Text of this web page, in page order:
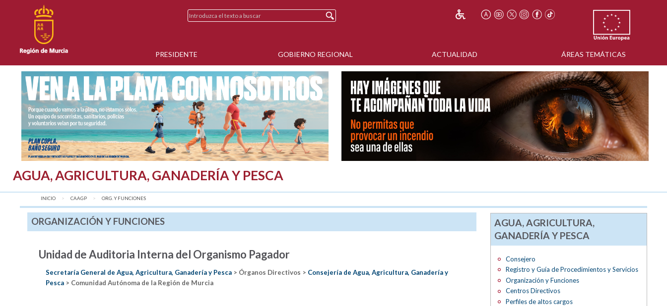
PRESIDENTE GOBIERNO REGIONAL ACTUALIDAD ÁREAS TEMÁTICAS
AGUA, AGRICULTURA, GANADERÍA Y PESCA
INICIO CAAGP AQUÍ:
ORG. Y FUNCIONES
ORGANIZACIÓN Y FUNCIONES
Unidad de Auditoria Interna del Organismo Pagador
Secretaría General de Agua, Agricultura, Ganadería y Pesca > Órganos Directivos > Consejería de Agua, Agricultura, Ganadería y
Pesca> Comunidad Autónoma de la Región de Murcia
AGUA, AGRICULTURA,
GANADERÍA Y PESCA
Consejero
Registro y Guía de Procedimientos y Servicios
Organización y Funciones
Centros Directivos
Perfiles de altos cargos